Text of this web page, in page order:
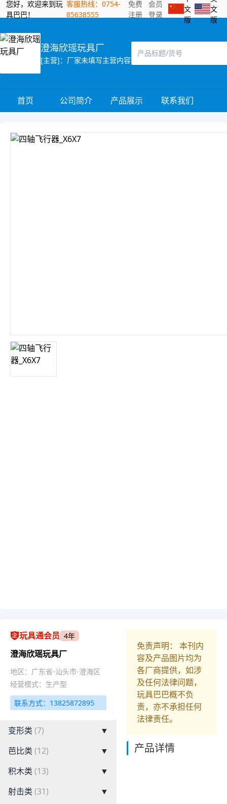
您好，欢迎来到玩
具巴巴！
客服热线：0754-
85638555
免费
注册
会员
登录
文
版
文
版
澄海欣瑶玩具厂
[主营]：厂家未填写主营内容
首页 公司简介 产品展示 联系我们
玩具通会员 4年
澄海欣瑶玩具厂
地区：广东省-汕头市-澄海区
经营模式：生产型
联系方式：13825872895
变形类 (7)
▼
芭比类 (12)
▼
积木类 (13)
▼
射击类 (31)
▼
免责声明： 本刊内
容及产品图片均为
各厂商提供，如涉
及任何法律问题，
玩具巴巴概不负
责，亦不承担任何
法律责任。
产品详情